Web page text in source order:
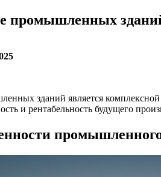
промышленных
зданий является
и рентабельность будущего